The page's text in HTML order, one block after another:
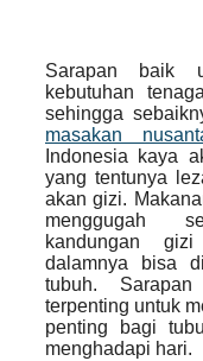
Sarapan baik
kebutuhan
sehingga
masakan
Indonesia kaya
yang tentunya
akan gizi.
menggugah
kandungan
dalamnya bisa
tubuh.
terpenting untuk
penting bagi
menghadapi hari.